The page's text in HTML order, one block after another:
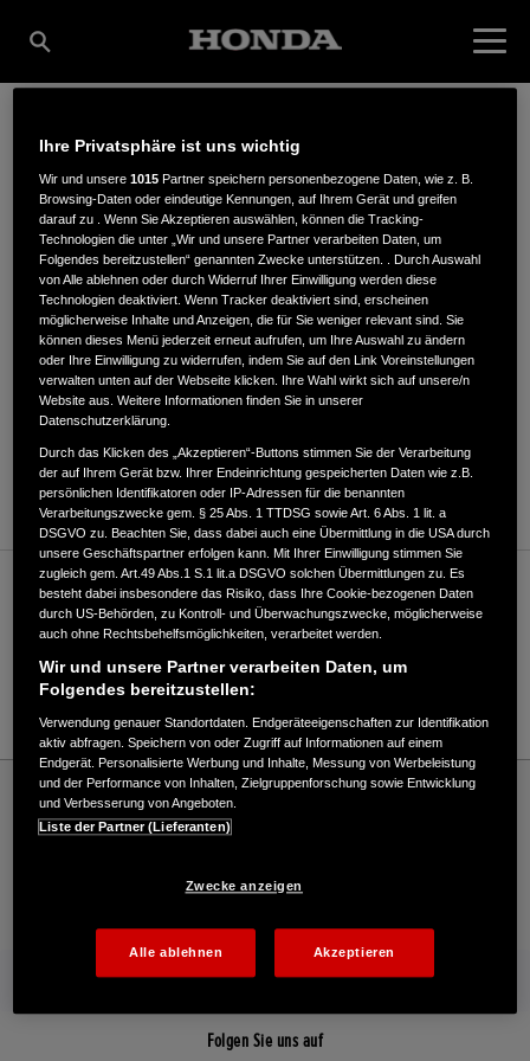
KERSTEN
MOTORGERÄTE GMBH
Empeler Str. 95,46459,Rees
ANFAHRTSBESCHREIBUNG ANFORDERN
Verkauf / Kundendienst
02851/923445
E-Mail
Honda
Industrie
Kersten Motorgeräte GmbH - Industrie – Honda - HONDA Deutschland Offizielle
Website | The Power of Dreams
Mehr von Honda
Folgen Sie uns auf
Ihre Privatsphäre ist uns wichtig
Wir und unsere1015 Partner speichern personenbezogene Daten, wie z. B.
Browsing-Daten oder eindeutige Kennungen, auf Ihrem Gerät und greifen
darauf zu . Wenn Sie Akzeptieren auswählen, können die Tracking-
Technologien die unter „Wir und unsere Partner verarbeiten Daten, um
Folgendes bereitzustellen“ genannten Zwecke unterstützen. . Durch Auswahl
von Alle ablehnen oder durch Widerruf Ihrer Einwilligung werden diese
Technologien deaktiviert. Wenn Tracker deaktiviert sind, erscheinen
möglicherweise Inhalte und Anzeigen, die für Sie weniger relevant sind. Sie
können dieses Menü jederzeit erneut aufrufen, um Ihre Auswahl zu ändern
oder Ihre Einwilligung zu widerrufen, indem Sie auf den Link Voreinstellungen
verwalten unten auf der Webseite klicken. Ihre Wahl wirkt sich auf unsere/n
Website aus. Weitere Informationen finden Sie in unserer
Datenschutzerklärung.
Durch das Klicken des „Akzeptieren“-Buttons stimmen Sie der Verarbeitung
der auf Ihrem Gerät bzw. Ihrer Endeinrichtung gespeicherten Daten wie z.B.
persönlichen Identifikatoren oder IP-Adressen für die benannten
Verarbeitungszwecke gem. § 25 Abs. 1 TTDSG sowie Art. 6 Abs. 1 lit. a
DSGVO zu. Beachten Sie, dass dabei auch eine Übermittlung in die USA durch
unsere Geschäftspartner erfolgen kann. Mit Ihrer Einwilligung stimmen Sie
zugleich gem. Art.49 Abs.1 S.1 lit.a DSGVO solchen Übermittlungen zu. Es
besteht dabei insbesondere das Risiko, dass Ihre Cookie-bezogenen Daten
durch US-Behörden, zu Kontroll- und Überwachungszwecke, möglicherweise
auch ohne Rechtsbehelfsmöglichkeiten, verarbeitet werden.
Wir und unsere Partner verarbeiten Daten, um
Folgendes bereitzustellen:
Verwendung genauer Standortdaten. Endgeräteeigenschaften zur Identifikation
aktiv abfragen. Speichern von oder Zugriff auf Informationen auf einem
Endgerät. Personalisierte Werbung und Inhalte, Messung von Werbeleistung
und der Performance von Inhalten, Zielgruppenforschung sowie Entwicklung
und Verbesserung von Angeboten.
Liste der Partner (Lieferanten)
Zwecke anzeigen
Alle ablehnen Akzeptieren